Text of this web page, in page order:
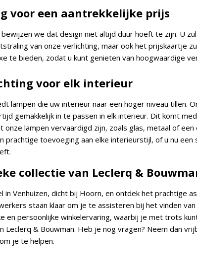
voor een aantrekkelijke prijs
bewijzen we dat design niet altijd duur hoeft te zijn. U
van onze verlichting, maar ook het prijskaartje
te bieden, zodat u kunt genieten van hoogwaardige
voor elk interieur
lampen die uw interieur naar een hoger niveau tillen.
gemakkelijk in te passen in elk interieur. Dit komt
onze lampen vervaardigd zijn, zoals glas, metaal of
prachtige toevoeging aan elke interieurstijl, of u nu
collectie van Leclerq &
in Venhuizen, dicht bij Hoorn, en ontdek het prachtige
staan klaar om je te assisteren bij het vinden
en persoonlijke winkelervaring, waarbij je met trots
Leclerq & Bouwman. Heb je nog vragen? Neem dan
je te helpen.